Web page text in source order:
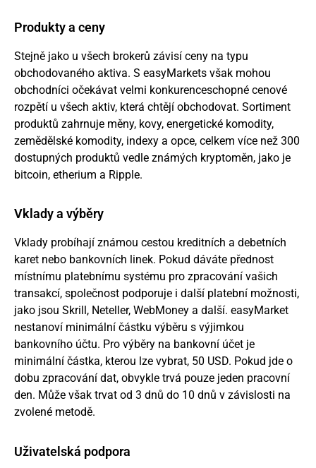
Produkty a ceny
Stejně jako u všech brokerů závisí ceny na typu
obchodovaného aktiva. S easyMarkets však mohou
obchodníci očekávat velmi konkurenceschopné cenové
rozpětí u všech aktiv, která chtějí obchodovat. Sortiment
produktů zahrnuje měny, kovy, energetické komodity,
zemědělské komodity, indexy a opce, celkem více než 300
dostupných produktů vedle známých kryptoměn, jako je
bitcoin, etherium a Ripple.
Vklady a výběry
Vklady probíhají známou cestou kreditních a debetních
karet nebo bankovních linek. Pokud dáváte přednost
místnímu platebnímu systému pro zpracování vašich
transakcí, společnost podporuje i další platební možnosti,
jako jsou Skrill, Neteller, WebMoney a další. easyMarket
nestanoví minimální částku výběru s výjimkou
bankovního účtu. Pro výběry na bankovní účet je
minimální částka, kterou lze vybrat, 50 USD. Pokud jde o
dobu zpracování dat, obvykle trvá pouze jeden pracovní
den. Může však trvat od 3 dnů do 10 dnů v závislosti na
zvolené metodě.
Uživatelská podpora